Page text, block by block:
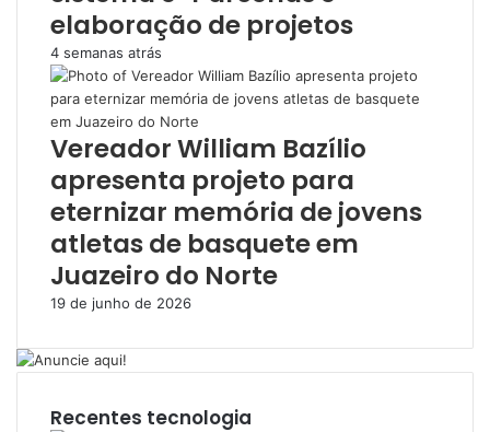
elaboração de projetos
4 semanas atrás
Vereador William Bazílio
apresenta projeto para
eternizar memória de jovens
atletas de basquete em
Juazeiro do Norte
19 de junho de 2026
Recentes tecnologia